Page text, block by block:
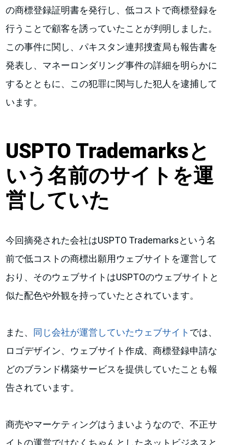
の商標登録証明書を発行し、低コストで商標登録を
行うことで顧客を誘っていたことが判明しました。
この事件に関し、パキスタン連邦捜査局も報告書を
発表し、マネーロンダリング事件の詳細を明らかに
するとともに、この犯罪に関与した犯人を逮捕して
います。
USPTO Trademarksと
いう名前のサイトを運
営していた
今回摘発された会社はUSPTO Trademarksという名
前で低コストの商標出願用ウェブサイトを運営して
おり、そのウェブサイトはUSPTOのウェブサイトと
似た配色や外観を持っていたとされています。
また、 同じ会社が運営していたウェブサイト では、
ロゴデザイン、ウェブサイト作成、商標登録申請な
どのブランド構築サービスを提供していたことも報
告されています。
商売やマーケティングはうまいようなので、不正サ
イトの運営ではなくちゃんとしたネットビジネスと